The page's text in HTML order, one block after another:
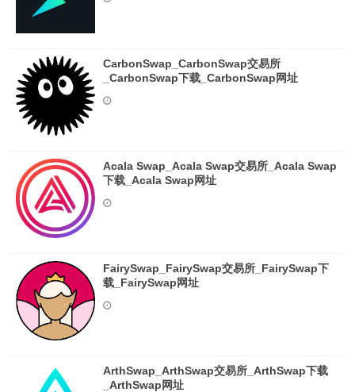
CarbonSwap_CarbonSwap交易所
_CarbonSwap下载_CarbonSwap网址
Acala Swap_Acala Swap交易所_Acala Swap
下载_Acala Swap网址
FairySwap_FairySwap交易所_FairySwap下
载_FairySwap网址
ArthSwap_ArthSwap交易所_ArthSwap下载
_ArthSwap网址